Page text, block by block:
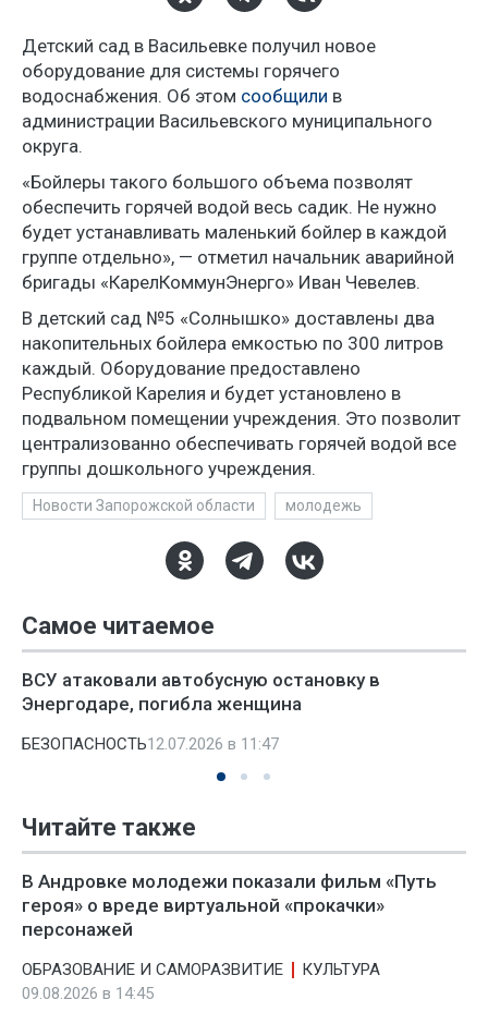
Детский сад в Васильевке получил новое
оборудование для системы горячего
водоснабжения. Об этом сообщили в
администрации Васильевского муниципального
округа.
«Бойлеры такого большого объема позволят
обеспечить горячей водой весь садик. Не нужно
будет устанавливать маленький бойлер в каждой
группе отдельно», — отметил начальник аварийной
бригады «КарелКоммунЭнерго» Иван Чевелев.
В детский сад №5 «Солнышко» доставлены два
накопительных бойлера емкостью по 300 литров
каждый. Оборудование предоставлено
Республикой Карелия и будет установлено в
подвальном помещении учреждения. Это позволит
централизованно обеспечивать горячей водой все
группы дошкольного учреждения.
Новости Запорожской области молодежь
Самое читаемое
ВСУ атаковали автобусную остановку в
Энергодаре, погибла женщина
БЕЗОПАСНОСТЬ12.07.2026 в 11:47
Читайте также
В Андровке молодежи показали фильм «Путь
героя» о вреде виртуальной «прокачки»
персонажей
ОБРАЗОВАНИЕ И САМОРАЗВИТИЕ
КУЛЬТУРА
09.08.2026 в 14:45